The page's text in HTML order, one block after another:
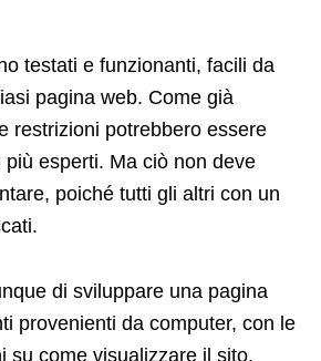
testati e funzionanti, facili da
pagina web. Come già
restrizioni potrebbero essere
esperti. Ma ciò non deve
poiché tutti gli altri con un
di sviluppare una pagina
provenienti da computer, con le
su come visualizzare il sito.